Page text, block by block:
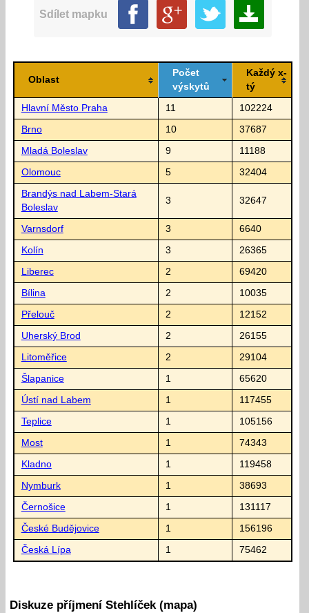
Sdílet mapku
Oblast
Počet
výskytů
Každý x-
tý
Hlavní Město Praha 11 102224
Brno 10 37687
Mladá Boleslav 9 11188
Olomouc 5 32404
Brandýs nad Labem-Stará
Boleslav
3 32647
Varnsdorf 3 6640
Kolín 3 26365
Liberec 2 69420
Bílina 2 10035
Přelouč 2 12152
Uherský Brod 2 26155
Litoměřice 2 29104
Šlapanice 1 65620
Ústí nad Labem 1 117455
Teplice 1 105156
Most 1 74343
Kladno 1 119458
Nymburk 1 38693
Černošice 1 131117
České Budějovice 1 156196
Česká Lípa 1 75462
Diskuze příjmení Stehlíček (mapa)